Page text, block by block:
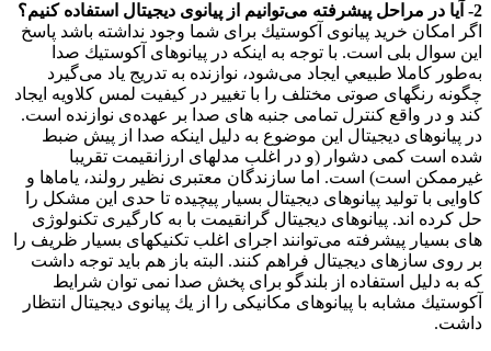
2- آیا در مراحل پیشرفته می‌توانیم از پیانوی دیجیتال استفاده كنیم؟
اگر امكان خرید پیانوی آكوستیك برای شما وجود نداشته باشد پاسخ
این سوال بلی است. با توجه به اینكه در پیانوهای آكوستیك صدا
به‌طور كاملا طبیعي ايجاد می‌شود، نوازنده به تدریج یاد می‌گیرد
چگونه رنگهای صوتی مختلف را با تغییر در كیفیت لمس كلاویه ایجاد
كند و در واقع كنترل تمامی جنبه های صدا بر عهده‌ی نوازنده است.
در پیانوهای دیجیتال این موضوع به دلیل اینكه صدا از پیش ضبط
شده است كمی دشوار (و در اغلب مدلهای ارزانقیمت تقريبا
غیرممكن است) است. اما سازندگان معتبری نظیر رولند، یاماها و
كاوایی با تولید پیانوهای دیجیتال بسیار پیچیده تا حدی این مشكل را
حل كرده اند. پیانوهای دیجیتال گرانقیمت با به كارگیری تكنولوژی
های بسیار پیشرفته می‌توانند اجرای اغلب تكنیكهای بسیار ظریف را
بر روی سازهای دیجیتال فراهم كنند. البته باز هم باید توجه داشت
كه به دلیل استفاده از بلندگو برای پخش صدا نمی توان شرایط
آكوستیك مشابه با پیانوهای مكانیكی را از یك پیانوی دیجیتال انتظار
داشت.